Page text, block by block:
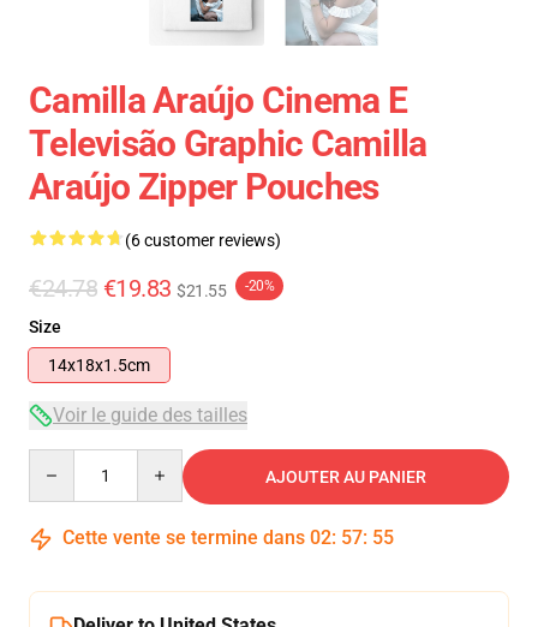
Camilla Araújo Cinema E
Televisão Graphic Camilla
Araújo Zipper Pouches
(6 customer reviews)
€24.78 €19.83 $21.55 -20%
Size
14x18x1.5cm
Voir le guide des tailles
AJOUTER AU PANIER
Cette vente se termine dans 02: 57: 54